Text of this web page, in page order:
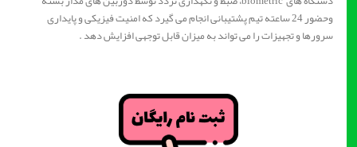
وحضور 24 ساعته تیم پشتیبانی انجام می گیرد که امنیت فیزیکی و پایداری
سرورها و تجهیزات را می تواند به میزان قابل توجهی افزایش دهد .